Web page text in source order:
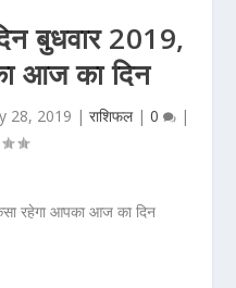
बुधवार 2019,
आज का दिन
28, 2019 | राशिफल| 0 |